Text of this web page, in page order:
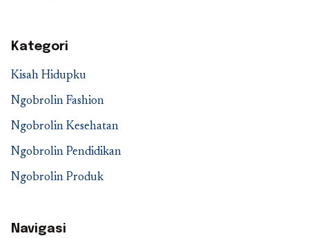
Kategori
Kisah Hidupku
Ngobrolin Fashion
Ngobrolin Kesehatan
Ngobrolin Pendidikan
Ngobrolin Produk
Navigasi